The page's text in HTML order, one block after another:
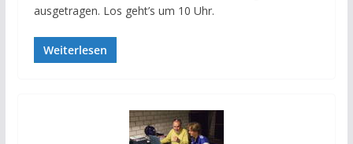
ausgetragen. Los geht’s um 10 Uhr.
Weiterlesen